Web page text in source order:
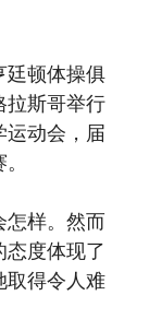
廷顿体操俱
拉斯哥举行
动会，届
怎样。然而
度体现了
取得令人难